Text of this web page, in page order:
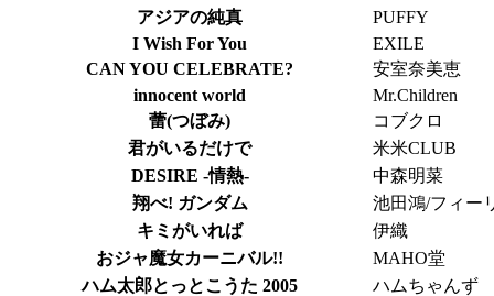
アジアの純真
PUFFY
I Wish For You
EXILE
CAN YOU CELEBRATE?
安室奈美恵
innocent world
Mr.Children
蕾(つぼみ)
コブクロ
君がいるだけで
米米CLUB
DESIRE -情熱-
中森明菜
翔べ! ガンダム
池田鴻/フィー
キミがいれば
伊織
おジャ魔女カーニバル!!
MAHO堂
ハム太郎とっとこうた 2005
ハムちゃんず